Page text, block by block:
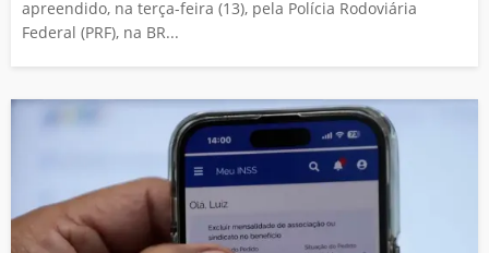
apreendido, na terça-feira (13), pela Polícia Rodoviária
Federal (PRF), na BR...